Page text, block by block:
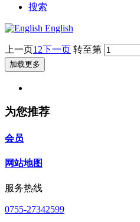
搜索
English
上一页1 2下一页 转至第
加载更多
为您推荐
会员
网站地图
服务热线
0755-27342599